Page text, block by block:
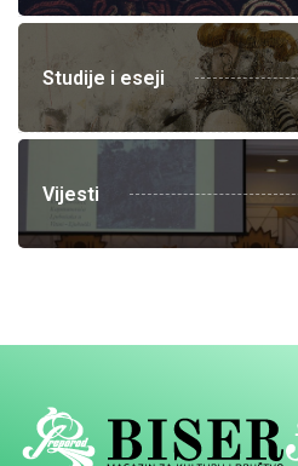
Studije i eseji
Vijesti